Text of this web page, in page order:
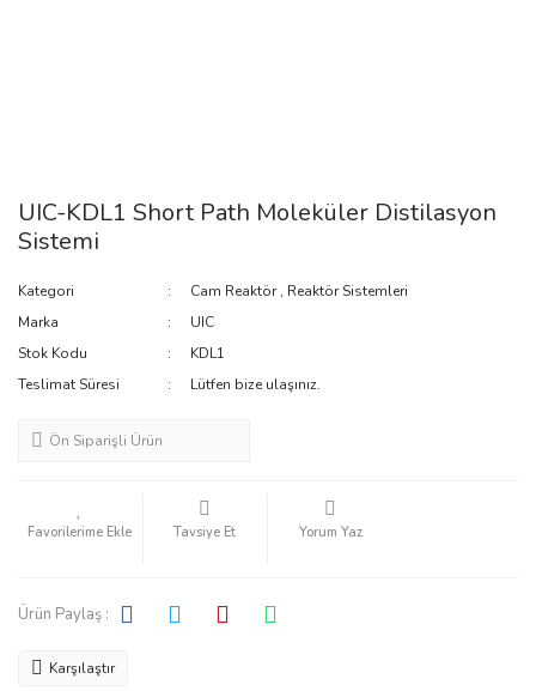
UIC-KDL1 Short Path Moleküler Distilasyon
Sistemi
Kategori Cam Reaktör, Reaktör Sistemleri
Marka
UIC
Stok Kodu
KDL1
Teslimat Süresi
Lütfen bize ulaşınız.
Ön Siparişli Ürün
Tavsiye Et Yorum Yaz
Ürün Paylaş :
Karşılaştır